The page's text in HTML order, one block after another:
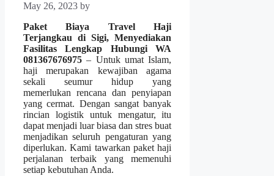
May 26, 2023 by
Paket Biaya Travel Haji
Terjangkau di Sigi, Menyediakan
Fasilitas Lengkap Hubungi WA
081367676975 – Untuk umat Islam,
haji merupakan kewajiban agama
sekali seumur hidup yang
memerlukan rencana dan penyiapan
yang cermat. Dengan sangat banyak
rincian logistik untuk mengatur, itu
dapat menjadi luar biasa dan stres buat
menjadikan seluruh pengaturan yang
diperlukan. Kami tawarkan paket haji
perjalanan terbaik yang memenuhi
setiap kebutuhan Anda.